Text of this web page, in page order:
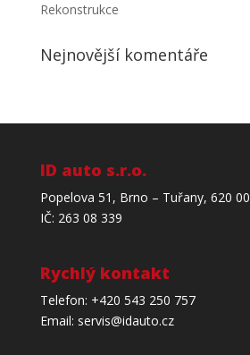
Rekonstrukce
Nejnovější komentáře
ID auto s.r.o.
Popelova 51, Brno – Tuřany, 620 00
IČ: 263 08 339
Rychlý kontakt
Telefon: +420 543 250 757
Email: servis@idauto.cz